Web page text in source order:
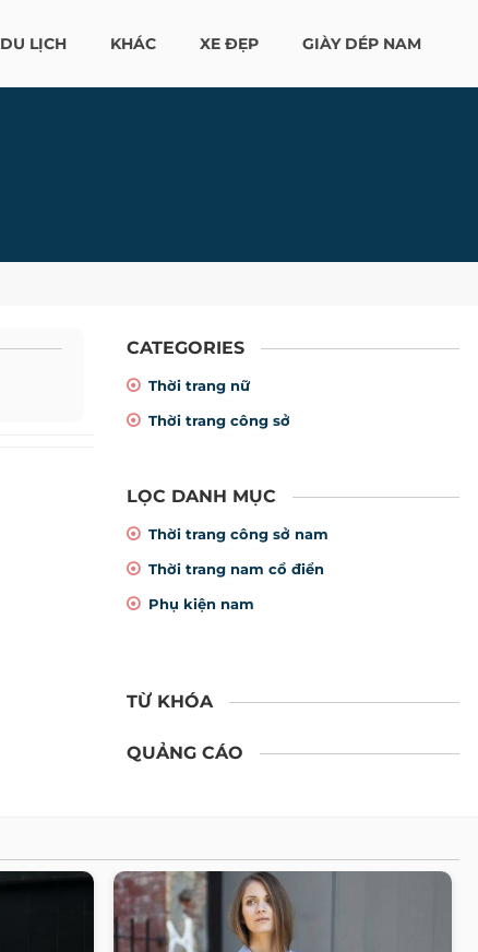
DU LỊCH KHÁC XE ĐẸP GIÀY DÉP NAM
CATEGORIES
Thời trang nữ
Thời trang công sở
LỌC DANH MỤC
Thời trang công sở nam
Thời trang nam cổ điển
Phụ kiện nam
TỪ KHÓA
QUẢNG CÁO